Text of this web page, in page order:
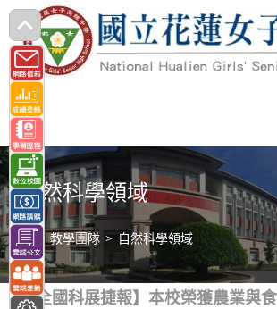
跳
轉
至
主
要
內
容 自然科學領域
> 教學團隊 > 自然科學領域
【全國科展捷報】本校榮獲農業與